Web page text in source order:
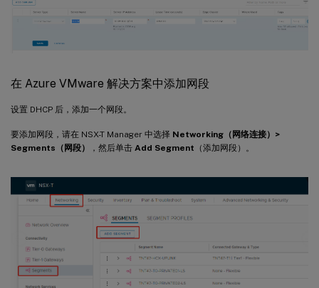
在 Azure VMware 解决方案中添加网段
设置 DHCP 后，添加一个网段。
要添加网段，请在 NSX-T Manager 中选择 Networking（网络连接）>
Segments（网段）
，然后单击 Add Segment （添加网段）。